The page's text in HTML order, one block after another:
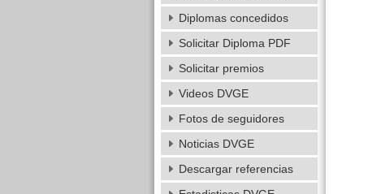
Diplomas concedidos
Solicitar Diploma PDF
Solicitar premios
Videos DVGE
Fotos de seguidores
Noticias DVGE
Descargar referencias